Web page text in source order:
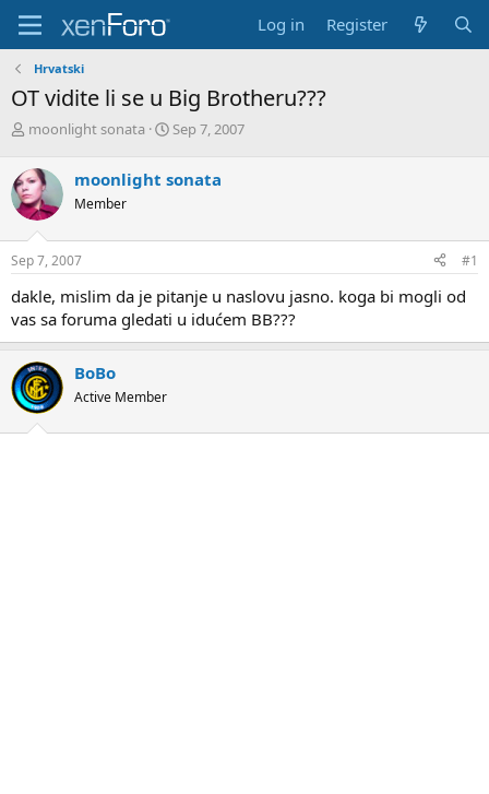
Log in Register
Hrvatski
OT vidite li se u Big Brotheru???
T
r
e
a
d
s
t
r
t
e
r
moonlight sonata
S
r
a
Sep 7, 2007
moonlight sonata
Member
Sep 7, 2007 #1
dakle, mislim da je pitanje u naslovu jasno. koga bi mogli od
vas sa foruma gledati u idućem BB???
BoBo
Active Member